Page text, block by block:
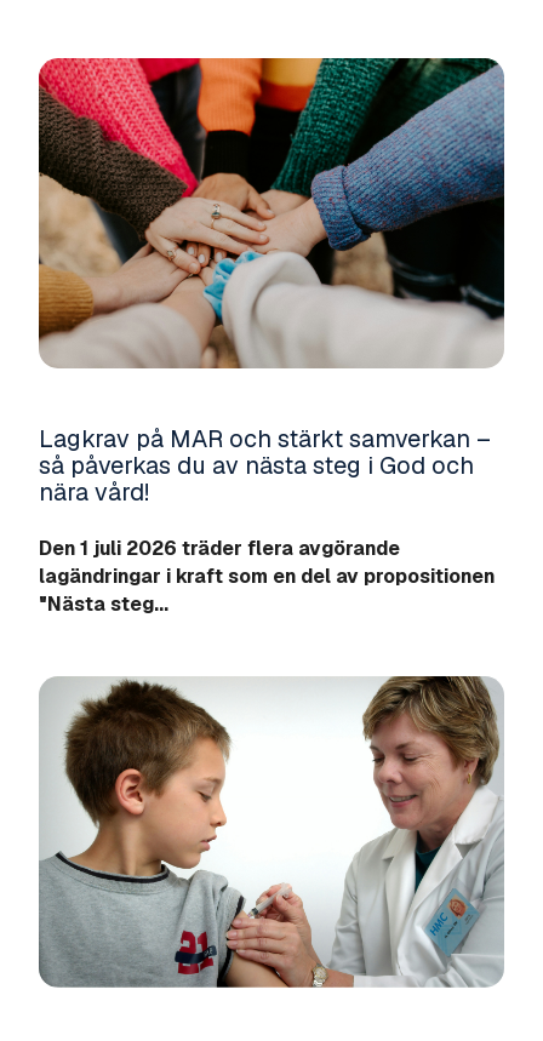
Lagkrav på MAR och stärkt samverkan –
så påverkas du av nästa steg i God och
nära vård!
Den 1 juli 2026 träder flera avgörande
lagändringar i kraft som en del av propositionen
"Nästa steg...